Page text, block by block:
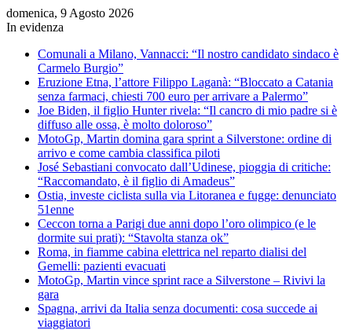
domenica, 9 Agosto 2026
In evidenza
Comunali a Milano, Vannacci: “Il nostro candidato sindaco è
Carmelo Burgio”
Eruzione Etna, l’attore Filippo Laganà: “Bloccato a Catania
senza farmaci, chiesti 700 euro per arrivare a Palermo”
Joe Biden, il figlio Hunter rivela: “Il cancro di mio padre si è
diffuso alle ossa, è molto doloroso”
MotoGp, Martin domina gara sprint a Silverstone: ordine di
arrivo e come cambia classifica piloti
José Sebastiani convocato dall’Udinese, pioggia di critiche:
“Raccomandato, è il figlio di Amadeus”
Ostia, investe ciclista sulla via Litoranea e fugge: denunciato
51enne
Ceccon torna a Parigi due anni dopo l’oro olimpico (e le
dormite sui prati): “Stavolta stanza ok”
Roma, in fiamme cabina elettrica nel reparto dialisi del
Gemelli: pazienti evacuati
MotoGp, Martin vince sprint race a Silverstone – Rivivi la
gara
Spagna, arrivi da Italia senza documenti: cosa succede ai
viaggiatori